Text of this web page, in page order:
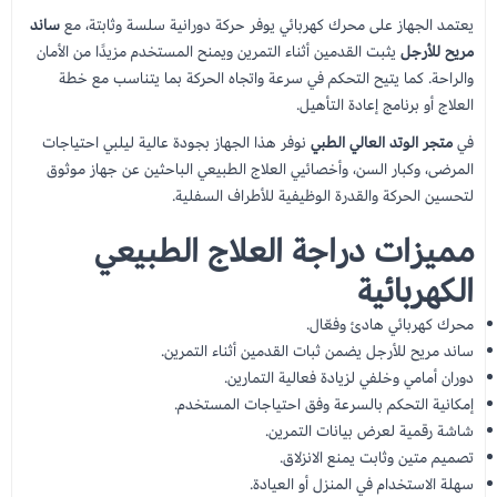
يعتمد الجهاز على محرك كهربائي يوفر حركة دورانية سلسة وثابتة، معساند
مريح للأرجليثبت القدمين أثناء التمرين ويمنح المستخدم مزيدًا من الأمان
والراحة. كما يتيح التحكم في سرعة واتجاه الحركة بما يتناسب مع خطة
العلاج أو برنامج إعادة التأهيل.
فيمتجر الوتد العالي الطبينوفر هذا الجهاز بجودة عالية ليلبي احتياجات
المرضى، وكبار السن، وأخصائيي العلاج الطبيعي الباحثين عن جهاز موثوق
لتحسين الحركة والقدرة الوظيفية للأطراف السفلية.
مميزات دراجة العلاج الطبيعي
الكهربائية
محرك كهربائي هادئ وفعّال.
ساند مريح للأرجل يضمن ثبات القدمين أثناء التمرين.
دوران أمامي وخلفي لزيادة فعالية التمارين.
إمكانية التحكم بالسرعة وفق احتياجات المستخدم.
شاشة رقمية لعرض بيانات التمرين.
تصميم متين وثابت يمنع الانزلاق.
سهلة الاستخدام في المنزل أو العيادة.